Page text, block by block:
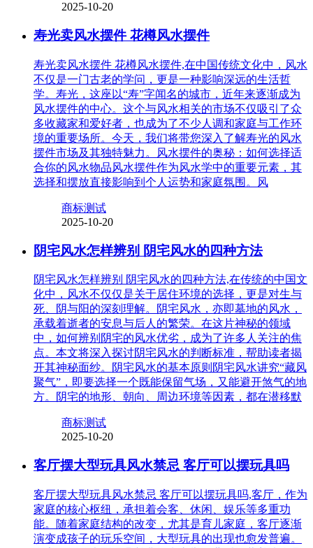
2025-10-20
寿光卖风水摆件 花樽风水摆件
寿光卖风水摆件 花樽风水摆件,在中国传统文化中，风水
不仅是一门古老的学问，更是一种影响深远的生活哲
学。寿光，这座以“寿”字闻名的城市，近年来逐渐成为
风水摆件的中心。这个与风水相关的市场不仅吸引了众
多收藏家和爱好者，也成为了不少人调和家庭与工作环
境的重要场所。今天，我们将带您深入了解寿光的风水
摆件市场及其独特魅力。风水摆件的奥秘：如何选择适
合你的风水物品风水摆件作为风水学中的重要元素，其
选择和摆放直接影响到个人运势和家庭氛围。风
商标测试
2025-10-20
阴宅风水怎样辨别 阴宅风水的四种方法
阴宅风水怎样辨别 阴宅风水的四种方法,在传统的中国文
化中，风水不仅仅是关于居住环境的选择，更是对生与
死、阴与阳的深刻理解。阴宅风水，亦即墓地的风水，
承载着逝者的安息与后人的繁荣。在这片神秘的领域
中，如何辨别阴宅的风水优劣，成为了许多人关注的焦
点。本文将深入探讨阴宅风水的判断标准，帮助读者揭
开其神秘面纱。阴宅风水的基本原则阴宅风水讲究“藏风
聚气”，即要选择一个既能保留气场，又能避开煞气的地
方。阴宅的地形、朝向、周边环境等因素，都在潜移默
商标测试
2025-10-20
客厅摆大型玩具风水禁忌 客厅可以摆玩具吗
客厅摆大型玩具风水禁忌 客厅可以摆玩具吗,客厅，作为
家庭的核心枢纽，承担着会客、休闲、娱乐等多重功
能。随着家庭结构的改变，尤其是育儿家庭，客厅逐渐
演变成孩子的玩乐空间，大型玩具的出现也愈发普遍。